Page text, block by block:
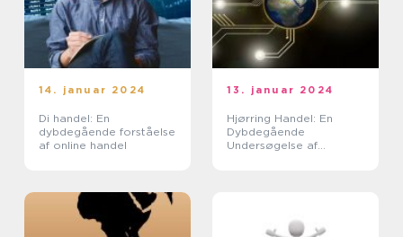
14. januar 2024
Di handel: En
dybdegående forståelse
af online handel
13. januar 2024
Hjørring Handel: En
Dybdegående
Undersøgelse af